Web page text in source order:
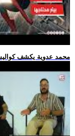
.. محمد عدوية يكشف